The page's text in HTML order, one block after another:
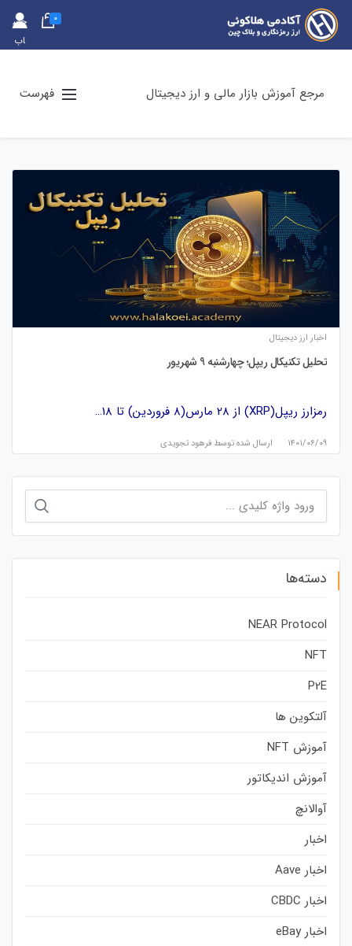
حس
اب
0
مرجع آموزش بازار مالی و ارز دیجیتال فهرست
اخبار ارز دیجیتال
تحلیل تکنیکال ریپل؛ چهارشنبه 9 شهریور
رمزارز ریپل(XRP) از 28 مارس(8 فروردین) تا 18…
۱۴۰۱/۰۶/۰۹ ارسال شده توسط فرهود تجویدی
برای:
دسته‌ها
NEAR Protocol
NFT
P2E
آلتکوین ها
آموزش NFT
آموزش اندیکاتور
آوالانچ
اخبار
اخبار Aave
اخبار CBDC
اخبار eBay